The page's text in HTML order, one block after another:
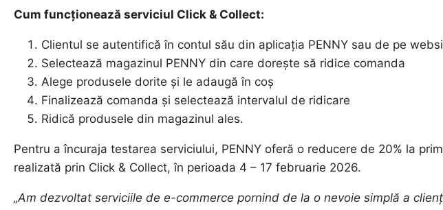
Cum funcționează serviciul Click & Collect:
Clientul se autentifică în contul său din aplicația PENNY sau de pe
Selectează magazinul PENNY din care dorește să ridice comanda
Alege produsele dorite și le adaugă în coș
Finalizează comanda și selectează intervalul de ridicare
Ridică produsele din magazinul ales.
Pentru a încuraja testarea serviciului, PENNY oferă o reducere de 20% la
realizată prin Click & Collect, în perioada 4 – 17 februarie 2026.
„Am dezvoltat serviciile de e-commerce pornind de la o nevoie simplă a